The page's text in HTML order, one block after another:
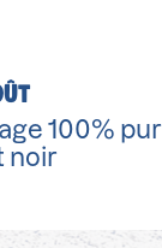
100% pur
noir